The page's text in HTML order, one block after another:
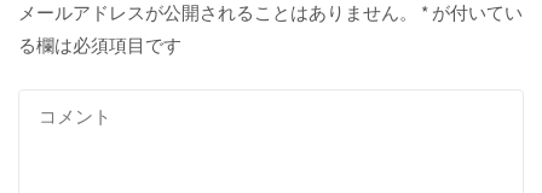
メールアドレスが公開されることはありません。 * が付いてい
る欄は必須項目です